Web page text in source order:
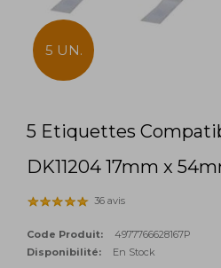
5 UN.
5 Etiquettes
DK11204 17mm x
36 avis
Code Produit:
4977766628167P
Disponibilité:
En Stock